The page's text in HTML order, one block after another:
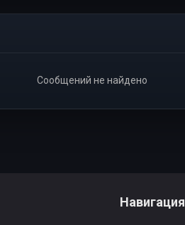
Сообщений не найдено
Навигация